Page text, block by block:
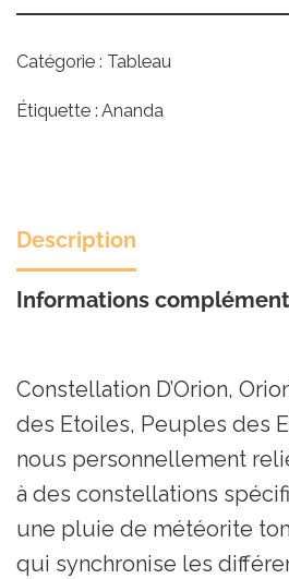
Catégorie : Tableau
Étiquette : Ananda
Description
Informations
Constellation D’Orion,
des Etoiles, Peuples des
nous personnellement
à des constellations
une pluie de météorite
qui synchronise les